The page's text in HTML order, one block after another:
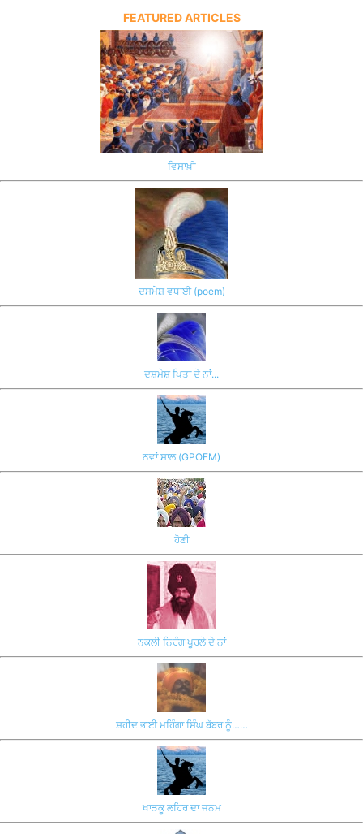
FEATURED ARTICLES
ਵਿਸਾਖ਼ੀ
ਦਸਮੇਸ਼ ਵਧਾਈ (poem)
ਦਸ਼ਮੇਸ਼ ਪਿਤਾ ਦੇ ਨਾਂ...
ਨਵਾਂ ਸਾਲ (GPOEM)
ਹੋਣੀ
ਨਕਲੀ ਨਿਹੰਗ ਪੂਹਲੇ ਦੇ ਨਾਂ
ਸ਼ਹੀਦ ਭਾਈ ਮਹਿੰਗਾ ਸਿੰਘ ਬੱਬਰ ਨੂੰ……
ਖਾੜਕੂ ਲਹਿਰ ਦਾ ਜਨਮ